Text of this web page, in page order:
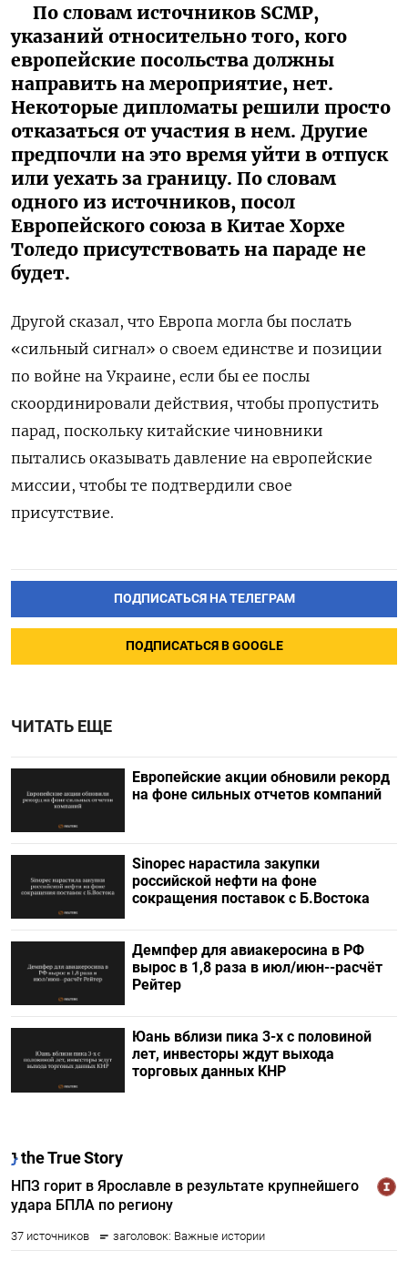
По словам источников SCMP,
указаний относительно того, кого
европейские посольства должны
направить на мероприятие, нет.
Некоторые дипломаты решили просто
отказаться от участия в нем. Другие
предпочли на это время уйти в отпуск
или уехать за границу. По словам
одного из источников, посол
Европейского союза в Китае Хорхе
Толедо присутствовать на параде не
будет.
Другой сказал, что Европа могла бы послать
«сильный сигнал» о своем единстве и позиции
по войне на Украине, если бы ее послы
скоординировали действия, чтобы пропустить
парад, поскольку китайские чиновники
пытались оказывать давление на европейские
миссии, чтобы те подтвердили свое
присутствие.
ПОДПИСАТЬСЯ НА ТЕЛЕГРАМ
ПОДПИСАТЬСЯ В GOOGLE
ЧИТАТЬ ЕЩЕ
Европейские акции обновили рекорд
на фоне сильных отчетов компаний
Sinopec нарастила закупки
российской нефти на фоне
сокращения поставок с Б.Востока
Демпфер для авиакеросина в РФ
вырос в 1,8 раза в июл/июн--расчёт
Рейтер
Юань вблизи пика 3-х с половиной
лет, инвесторы ждут выхода
торговых данных КНР